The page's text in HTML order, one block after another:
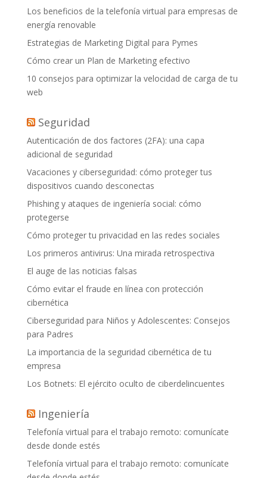
Los beneficios de la telefonía virtual para empresas de
energía renovable
Estrategias de Marketing Digital para Pymes
Cómo crear un Plan de Marketing efectivo
10 consejos para optimizar la velocidad de carga de tu
web
Seguridad
Autenticación de dos factores (2FA): una capa
adicional de seguridad
Vacaciones y ciberseguridad: cómo proteger tus
dispositivos cuando desconectas
Phishing y ataques de ingeniería social: cómo
protegerse
Cómo proteger tu privacidad en las redes sociales
Los primeros antivirus: Una mirada retrospectiva
El auge de las noticias falsas
Cómo evitar el fraude en línea con protección
cibernética
Ciberseguridad para Niños y Adolescentes: Consejos
para Padres
La importancia de la seguridad cibernética de tu
empresa
Los Botnets: El ejército oculto de ciberdelincuentes
Ingeniería
Telefonía virtual para el trabajo remoto: comunícate
desde donde estés
Telefonía virtual para el trabajo remoto: comunícate